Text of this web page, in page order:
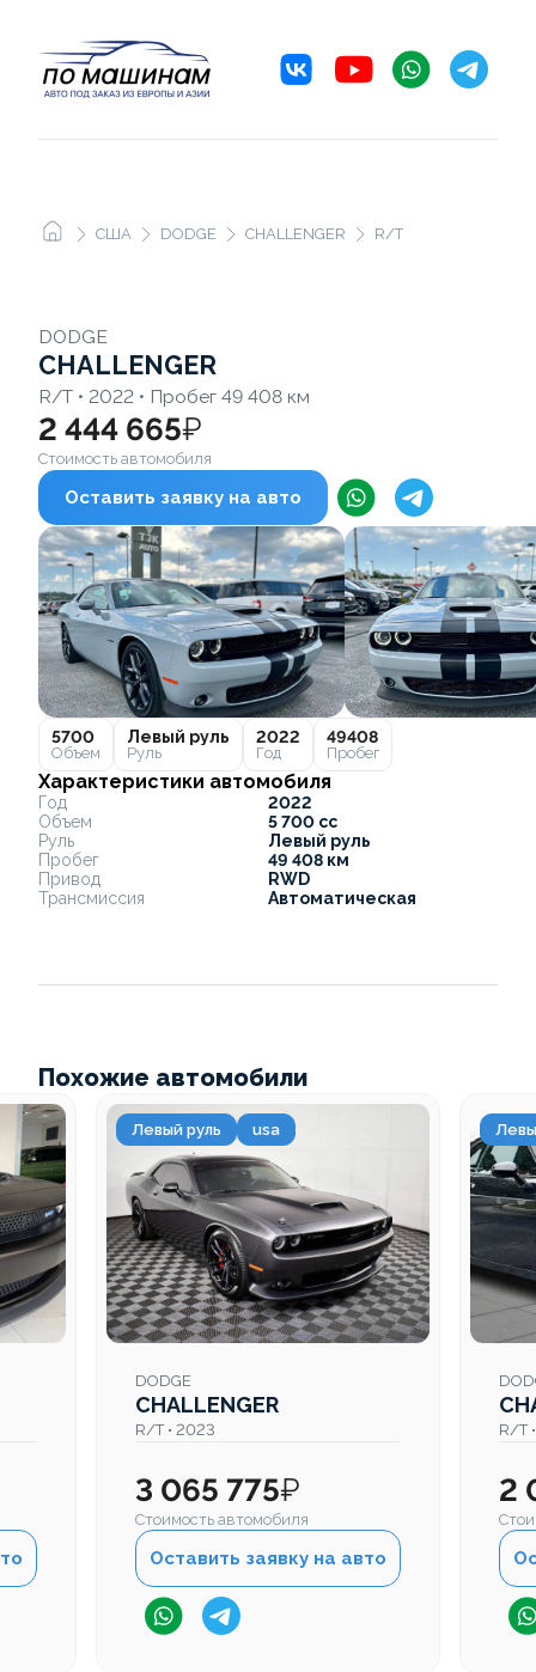
США DODGE CHALLENGER R/T
DODGE
CHALLENGER
R/T • 2022 • Пробег 49 408 км
2 444 665₽
Стоимость автомобиля
Оставить заявку на авто
5700
Объем
Левый руль
Руль
2022
Год
49408
Пробег
Характеристики автомобиля
Год
2022
Объем
5 700 cc
Руль
Левый руль
Пробег
49 408 км
Привод
RWD
Трансмиссия
Автоматическая
Похожие автомобили
Левый руль usa
DODGE
CHALLENGER
R/T • 2023
3 065 775₽
Стоимость автомобиля
Оставить заявку на авто
R/T
2